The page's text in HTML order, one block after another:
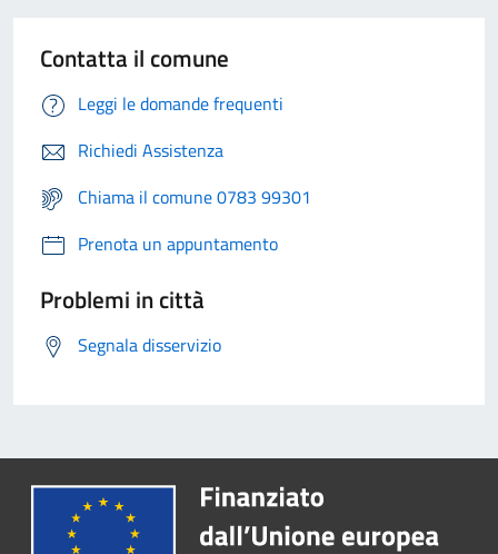
Contatta il comune
Leggi le domande frequenti
Richiedi Assistenza
Chiama il comune 0783 99301
Prenota un appuntamento
Problemi in città
Segnala disservizio